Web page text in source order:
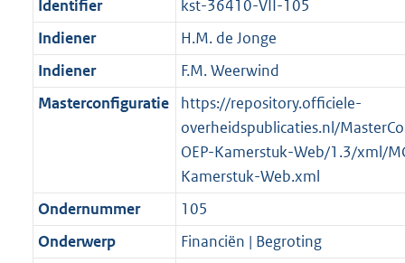
Identifier
kst-36410-VII-105
Indiener
H.M. de Jonge
Indiener
F.M. Weerwind
Masterconfiguratie
https://repository.officiele-
overheidspublicaties.nl/
OEP-Kamerstuk-Web/1.3/xml/
Kamerstuk-Web.xml
Ondernummer
105
Onderwerp
Financiën | Begroting